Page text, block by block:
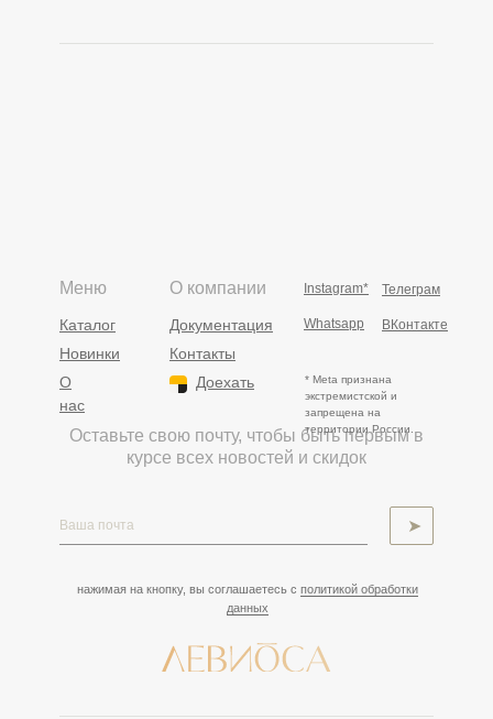
Оставьте свою почту, чтобы быть первым в
курсе всех новостей и скидок
нажимая на кнопку, вы соглашаетесь с политикой обработки
данных
➤
Instagram*
* Meta признана
экстремистской и
запрещена на
территории России.
Whatsapp ВКонтакте
Телеграм
Меню
Каталог
Новинки
О
нас
О компании
Документация
Контакты
Доехать